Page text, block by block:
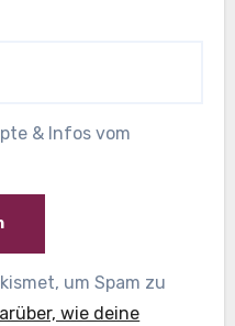
& Infos vom
um Spam zu
wie deine